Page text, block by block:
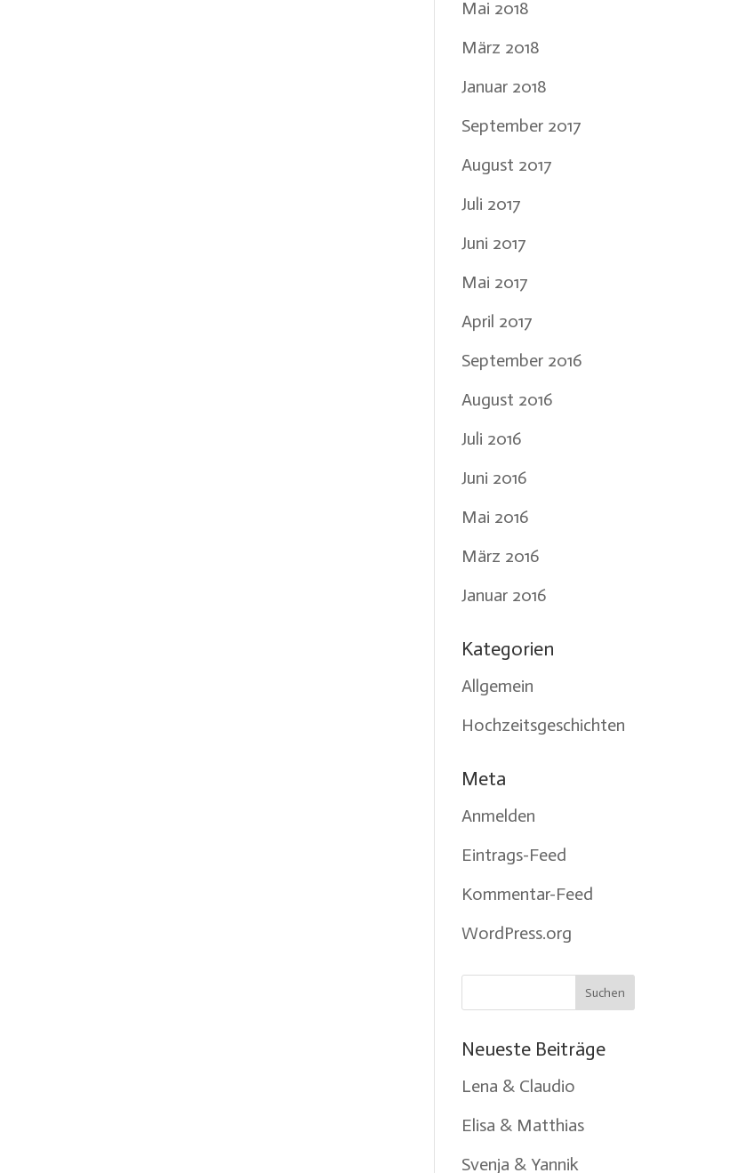
Mai 2018
März 2018
Januar 2018
September 2017
August 2017
Juli 2017
Juni 2017
Mai 2017
April 2017
September 2016
August 2016
Juli 2016
Juni 2016
Mai 2016
März 2016
Januar 2016
Kategorien
Allgemein
Hochzeitsgeschichten
Meta
Anmelden
Eintrags-Feed
Kommentar-Feed
WordPress.org
Neueste Beiträge
Lena & Claudio
Elisa & Matthias
Svenja & Yannik